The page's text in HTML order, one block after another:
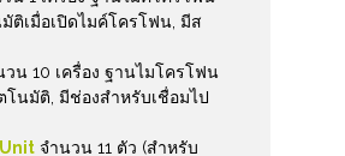
ติเมื่อเปิดไมค์โครโฟน, มีส
วน 10 เครื่อง ฐานไมโครโฟน
นมัติ, มีช่องสำหรับเชื่อมไป
จำนวน 11 ตัว (สำหรับ